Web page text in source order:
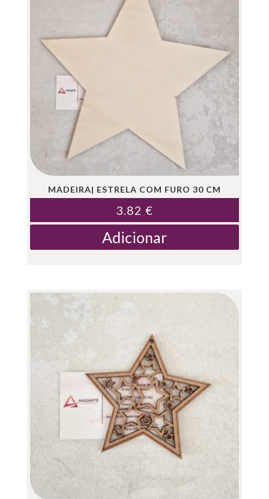
MADEIRA| ESTRELA COM FURO 30 CM
3.82 €
Adicionar